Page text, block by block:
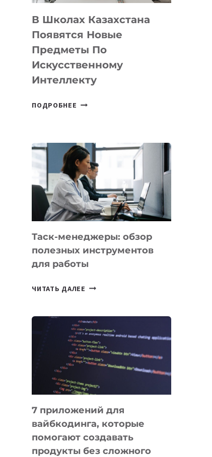
ДЛЯ
ТЕХНОЛОГИЧЕСКИХ
СТАРТАПОВ
В Школах Казахстана
Появятся Новые
Предметы По
Искусственному
Интеллекту
ПОДРОБНЕЕ
НОВЫЕ
ПРЕДМЕТЫ
ПО
ИСКУССТВЕННОМУ
ИНТЕЛЛЕКТУ
Таск-менеджеры: обзор
полезных инструментов
для работы
ЧИТАТЬ ДАЛЕЕ ТАСК-
ПОЛЕЗНЫХ
ИНСТРУМЕНТОВ
ДЛЯ
РАБОТЫ
7 приложений для
вайбкодинга, которые
помогают создавать
продукты без сложного